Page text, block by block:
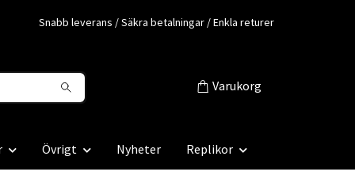
Snabb leverans / Säkra betalningar / Enkla returer
Varukorg
Övrigt Nyheter Replikor